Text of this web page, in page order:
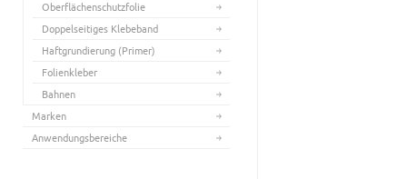
Oberflächenschutzfolie
Doppelseitiges Klebeband
Haftgrundierung (Primer)
Folienkleber
Bahnen
Marken
Anwendungsbereiche